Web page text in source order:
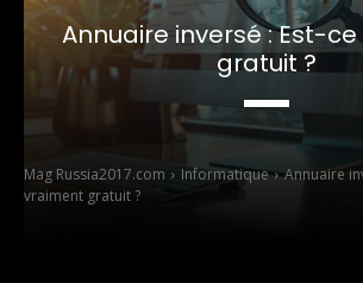
Annuaire inversé : Est-
gratuit ?
Mag Russia2017.com Informatique
Annuaire
vraiment gratuit ?